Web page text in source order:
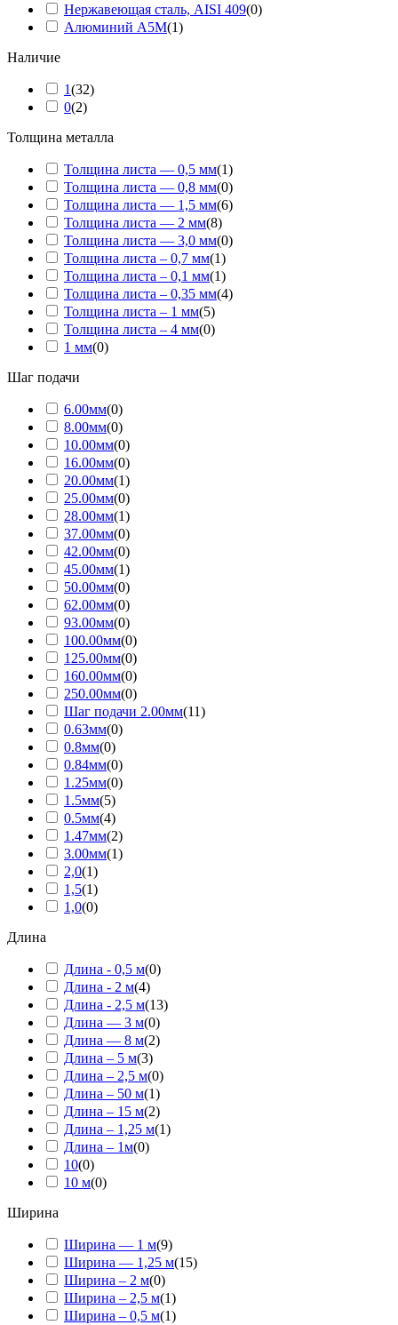
Нержавеющая сталь, AISI 409(0)
Алюминий А5М(1)
Наличие
1(32)
0(2)
Толщина металла
Толщина листа — 0,5 мм(1)
Толщина листа — 0,8 мм(0)
Толщина листа — 1,5 мм(6)
Толщина листа — 2 мм(8)
Толщина листа — 3,0 мм(0)
Толщина листа – 0,7 мм(1)
Толщина листа – 0,1 мм(1)
Толщина листа – 0,35 мм(4)
Толщина листа – 1 мм(5)
Толщина листа – 4 мм(0)
1 мм(0)
Шаг подачи
6.00мм(0)
8.00мм(0)
10.00мм(0)
16.00мм(0)
20.00мм(1)
25.00мм(0)
28.00мм(1)
37.00мм(0)
42.00мм(0)
45.00мм(1)
50.00мм(0)
62.00мм(0)
93.00мм(0)
100.00мм(0)
125.00мм(0)
160.00мм(0)
250.00мм(0)
Шаг подачи 2.00мм(11)
0.63мм(0)
0.8мм(0)
0.84мм(0)
1.25мм(0)
1.5мм(5)
0.5мм(4)
1.47мм(2)
3.00мм(1)
2,0(1)
1,5(1)
1,0(0)
Длина
Длина - 0,5 м(0)
Длина - 2 м(4)
Длина - 2,5 м(13)
Длина — 3 м(0)
Длина — 8 м(2)
Длина – 5 м(3)
Длина – 2,5 м(0)
Длина – 50 м(1)
Длина – 15 м(2)
Длина – 1,25 м(1)
Длина – 1м(0)
10(0)
10 м(0)
Ширина
Ширина — 1 м(9)
Ширина — 1,25 м(15)
Ширина – 2 м(0)
Ширина – 2,5 м(1)
Ширина – 0,5 м(1)